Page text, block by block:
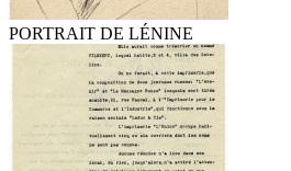
PORTRAIT DE LÉNINE